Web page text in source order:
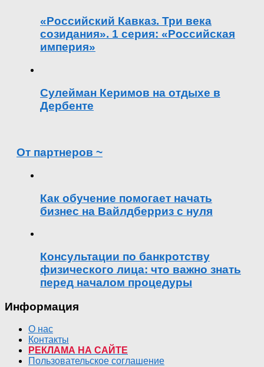
«Российский Кавказ. Три века
созидания». 1 серия: «Российская
империя»
Сулейман Керимов на отдыхе в
Дербенте
От партнеров ~
Как обучение помогает начать
бизнес на Вайлдберриз с нуля
Консультации по банкротству
физического лица: что важно знать
перед началом процедуры
Информация
О нас
Контакты
РЕКЛАМА НА САЙТЕ
Пользовательское соглашение